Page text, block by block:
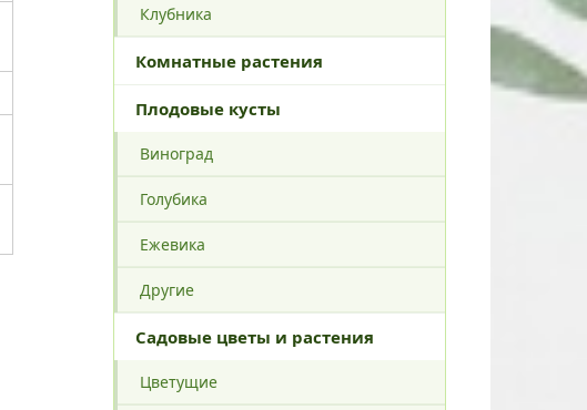
Клубника
Комнатные растения
Плодовые кусты
Виноград
Голубика
Ежевика
Другие
Садовые цветы и растения
Цветущие